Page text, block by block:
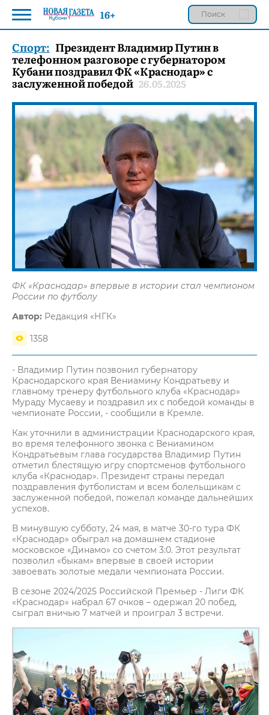
Спорт: Президент Владимир Путин в
телефонном разговоре с губернатором
Кубани поздравил ФК «Краснодар» с
заслуженной победой 26.05.2025
ФК «Краснодар» впервые в истории стал чемпионом
России по футболу
Автор: Редакция «НГК»
1358
- Владимир Путин позвонил губернатору
Краснодарского края Вениамину Кондратьеву и
главному тренеру футбольного клуба «Краснодар»
Мураду Мусаеву и поздравил их с победой команды в
чемпионате России, - сообщили в Кремле.
Как уточнили в администрации Краснодарского края,
во время телефонного звонка с Вениамином
Кондратьевым глава государства Владимир Путин
отметил блестящую игру спортсменов футбольного
клуба «Краснодар». Президент страны передал
поздравления футболистам и всем болельщикам с
заслуженной победой, пожелал команде дальнейших
успехов.
В минувшую субботу, 24 мая, в матче 30-го тура ФК
«Краснодар» обыграл на домашнем стадионе
московское «Динамо» со счетом 3:0. Этот результат
позволил «быкам» впервые в своей истории
завоевать золотые медали чемпионата России.
В сезоне 2024/2025 Российской Премьер - Лиги ФК
«Краснодар» набрал 67 очков – одержал 20 побед,
сыграл вничью 7 матчей и проиграл 3 встречи.
16+